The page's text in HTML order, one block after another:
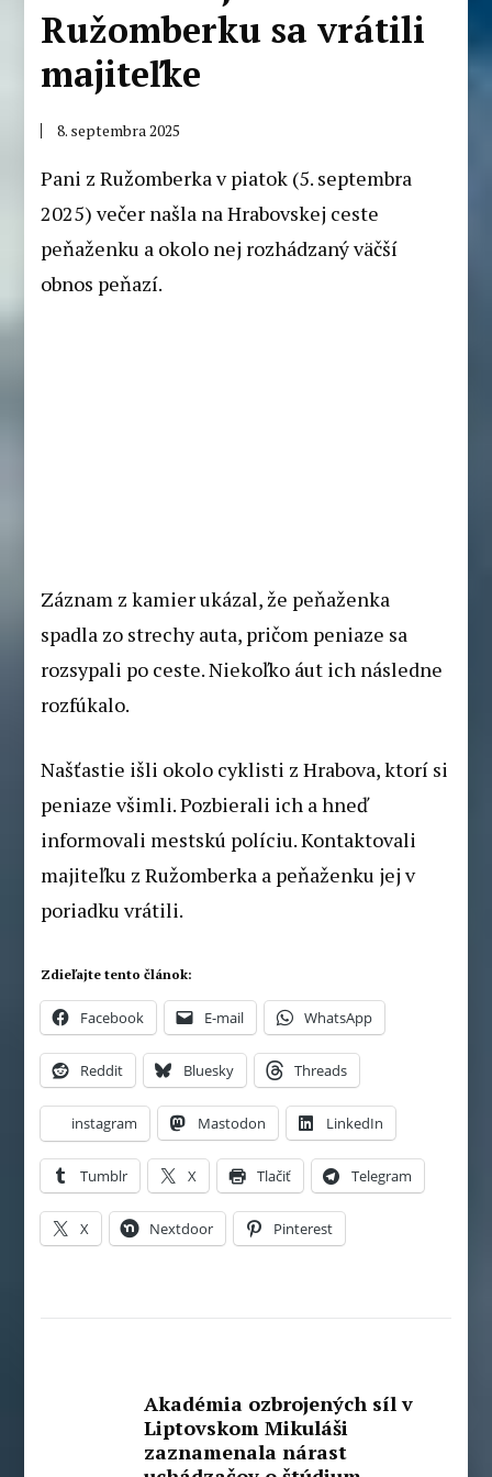
Ružomberku sa vrátili
majiteľke
8. septembra 2025
Pani z Ružomberka v piatok (5. septembra
2025) večer našla na Hrabovskej ceste
peňaženku a okolo nej rozhádzaný väčší
obnos peňazí.
Záznam z kamier ukázal, že peňaženka
spadla zo strechy auta, pričom peniaze sa
rozsypali po ceste. Niekoľko áut ich následne
rozfúkalo.
Našťastie išli okolo cyklisti z Hrabova, ktorí si
peniaze všimli. Pozbierali ich a hneď
informovali mestskú políciu. Kontaktovali
majiteľku z Ružomberka a peňaženku jej v
poriadku vrátili.
Zdieľajte tento článok:
Facebook E-mail WhatsApp
Reddit Bluesky Threads
instagram Mastodon LinkedIn
Tumblr X Tlačiť Telegram
X Nextdoor Pinterest
Akadémia ozbrojených síl v
Liptovskom Mikuláši
zaznamenala nárast